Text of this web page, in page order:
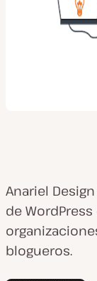
Anariel
de
blogueros.